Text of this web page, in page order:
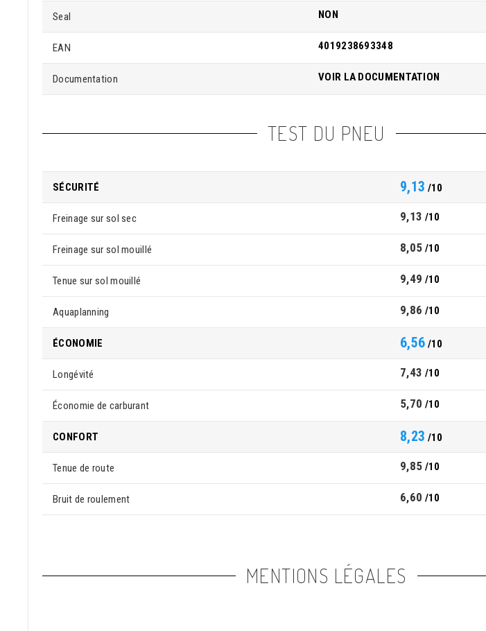
Seal NON
EAN 4019238693348
Documentation VOIR LA DOCUMENTATION
TEST DU PNEU
SÉCURITÉ 9,13 /10
Freinage sur sol sec 9,13 /10
Freinage sur sol mouillé 8,05 /10
Tenue sur sol mouillé 9,49 /10
Aquaplanning 9,86 /10
ÉCONOMIE 6,56 /10
Longévité 7,43 /10
Économie de carburant 5,70 /10
CONFORT 8,23 /10
Tenue de route 9,85 /10
Bruit de roulement 6,60 /10
MENTIONS LÉGALES